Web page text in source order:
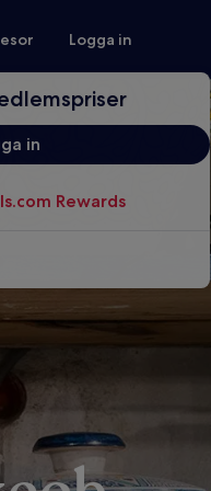
Logga in
in
Rewards